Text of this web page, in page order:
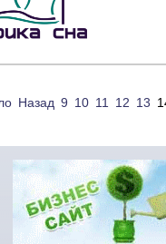
Назад 9 10 11 12 13